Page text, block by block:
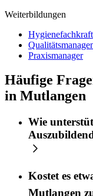
Weiterbildungen
Hygienefachkraft
Praxismanager
Häufige
in Mutlangen
Wie
Kostet es
Mutlangen